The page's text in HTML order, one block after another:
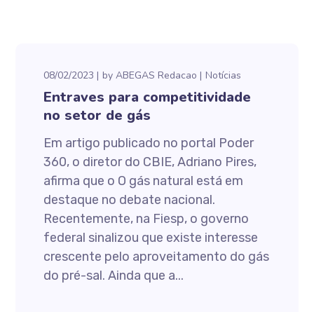
08/02/2023 byABEGAS Redacao Notícias
Entraves para competitividade
no setor de gás
Em artigo publicado no portal Poder
360, o diretor do CBIE, Adriano Pires,
afirma que o O gás natural está em
destaque no debate nacional.
Recentemente, na Fiesp, o governo
federal sinalizou que existe interesse
crescente pelo aproveitamento do gás
do pré-sal. Ainda que a...